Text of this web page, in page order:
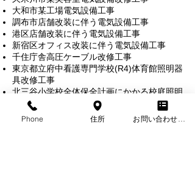
大和市某工場電気設備工事
調布市店舗改装に伴う電気設備工事
港区店舗改装に伴う電気設備工事
新宿区オフィス改装に伴う電気設備工事
千住庁舎高圧ケーブル改修工事
東京都立府中看護専門学校(R4)体育館照明器
具改修工事
北三谷小学校全体保全計画にかかる校庭照明
設備設置工事(II期)
神明障がい福祉施設電話設備改修工事
Phone 住所